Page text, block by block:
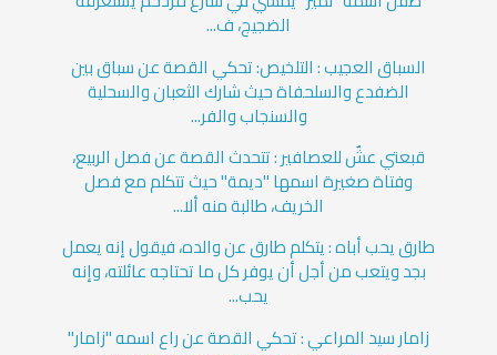
الضجيج، ف...
السباق العجيب : التلخيص: تحكي القصة عن سباق بين
الضفدع والسلحفاة حيث شارك الثعبان والسحلية
والسنجاب والفر...
قبعتي عشٌ للعصافير : تتحدث القصة عن فصل الربيع،
وفتاة صغيرة اسمها "ديمة" حيث تتكلم مع فصل
الخريف، طالبة منه ألا...
طارق يحب أباه : يتكلم طارق عن والده، فيقول إنه يعمل
بجد ويتعب من أجل أن يوفر كل ما تحتاجه عائلته، وإنه
يحب...
زامار سيد المراعي : تحكي القصة عن راع اسمه "زامار"